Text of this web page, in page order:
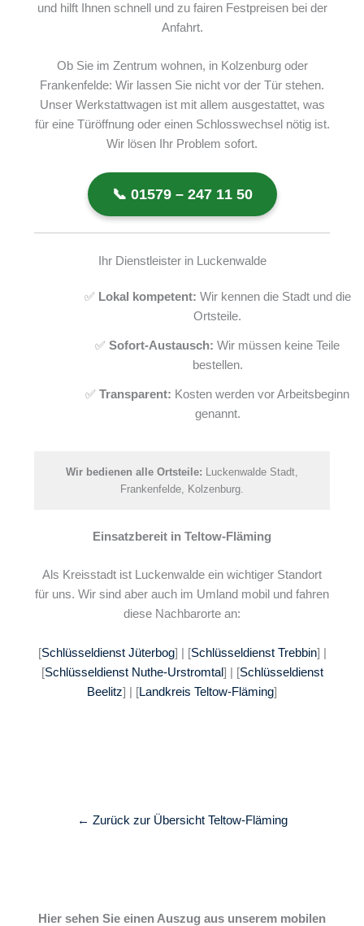
und hilft Ihnen schnell und zu fairen Festpreisen bei der
Anfahrt.
Ob Sie im Zentrum wohnen, in Kolzenburg oder
Frankenfelde: Wir lassen Sie nicht vor der Tür stehen.
Unser Werkstattwagen ist mit allem ausgestattet, was
für eine Türöffnung oder einen Schlosswechsel nötig ist.
Wir lösen Ihr Problem sofort.
📞 01579 – 247 11 50
Ihr Dienstleister in Luckenwalde
✅ Lokal kompetent: Wir kennen die Stadt und die
Ortsteile.
✅Sofort-Austausch: Wir müssen keine Teile
bestellen.
✅Transparent: Kosten werden vor Arbeitsbeginn
genannt.
Wir bedienen alle Ortsteile: Luckenwalde Stadt,
Frankenfelde, Kolzenburg.
Einsatzbereit in Teltow-Fläming
Als Kreisstadt ist Luckenwalde ein wichtiger Standort
für uns. Wir sind aber auch im Umland mobil und fahren
diese Nachbarorte an:
[Schlüsseldienst Jüterbog] | [Schlüsseldienst Trebbin] |
[Schlüsseldienst Nuthe-Urstromtal] | [Schlüsseldienst
Beelitz] | [Landkreis Teltow-Fläming]
← Zurück zur Übersicht Teltow-Fläming
Hier sehen Sie einen Auszug aus unserem mobilen